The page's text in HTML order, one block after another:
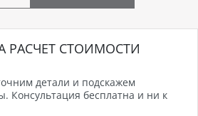
РАСЧЕТ СТОИМОСТИ
детали и подскажем
Консультация бесплатна и ни к